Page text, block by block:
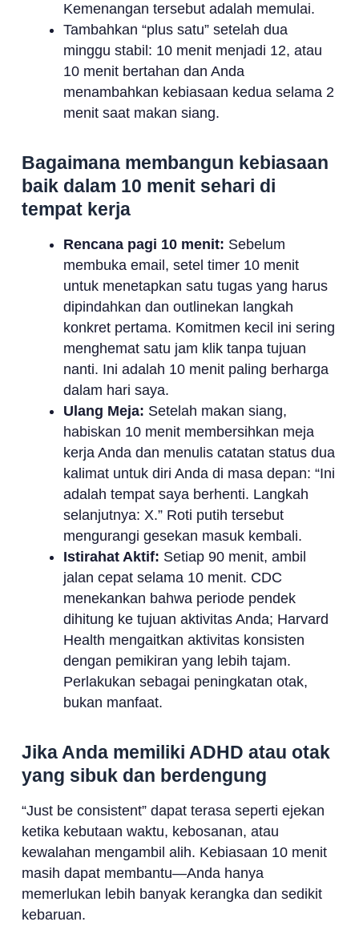
Kemenangan tersebut adalah memulai.
Tambahkan “plus satu” setelah dua
minggu stabil: 10 menit menjadi 12, atau
10 menit bertahan dan Anda
menambahkan kebiasaan kedua selama 2
menit saat makan siang.
Bagaimana membangun kebiasaan
baik dalam 10 menit sehari di
tempat kerja
Rencana pagi 10 menit: Sebelum
membuka email, setel timer 10 menit
untuk menetapkan satu tugas yang harus
dipindahkan dan outlinekan langkah
konkret pertama. Komitmen kecil ini sering
menghemat satu jam klik tanpa tujuan
nanti. Ini adalah 10 menit paling berharga
dalam hari saya.
Ulang Meja: Setelah makan siang,
habiskan 10 menit membersihkan meja
kerja Anda dan menulis catatan status dua
kalimat untuk diri Anda di masa depan: “Ini
adalah tempat saya berhenti. Langkah
selanjutnya: X.” Roti putih tersebut
mengurangi gesekan masuk kembali.
Istirahat Aktif: Setiap 90 menit, ambil
jalan cepat selama 10 menit. CDC
menekankan bahwa periode pendek
dihitung ke tujuan aktivitas Anda; Harvard
Health mengaitkan aktivitas konsisten
dengan pemikiran yang lebih tajam.
Perlakukan sebagai peningkatan otak,
bukan manfaat.
Jika Anda memiliki ADHD atau otak
yang sibuk dan berdengung
“Just be consistent” dapat terasa seperti ejekan
ketika kebutaan waktu, kebosanan, atau
kewalahan mengambil alih. Kebiasaan 10 menit
masih dapat membantu—Anda hanya
memerlukan lebih banyak kerangka dan sedikit
kebaruan.